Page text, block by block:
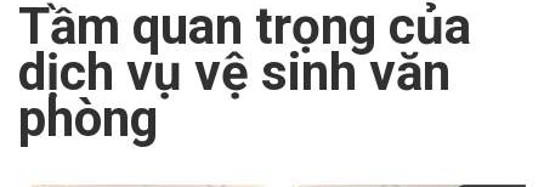
Tầm quan trọng của
dịch vụ vệ sinh văn
phòng